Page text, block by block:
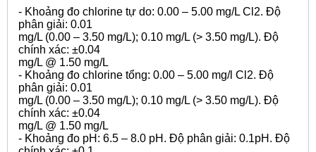
- Khoảng đo chlorine tự do: 0.00 – 5.00 mg/L Cl2. Độ
phân giải: 0.01
mg/L (0.00 – 3.50 mg/L); 0.10 mg/L (> 3.50 mg/L). Độ
chính xác: ±0.04
mg/L @ 1.50 mg/L
- Khoảng đo chlorine tổng: 0.00 – 5.00 mg/l Cl2. Độ
phân giải: 0.01
mg/L (0.00 – 3.50 mg/L); 0.10 mg/L (> 3.50 mg/L). Độ
chính xác: ±0.04
mg/L @ 1.50 mg/L
- Khoảng đo pH: 6.5 – 8.0 pH. Độ phân giải: 0.1pH. Độ